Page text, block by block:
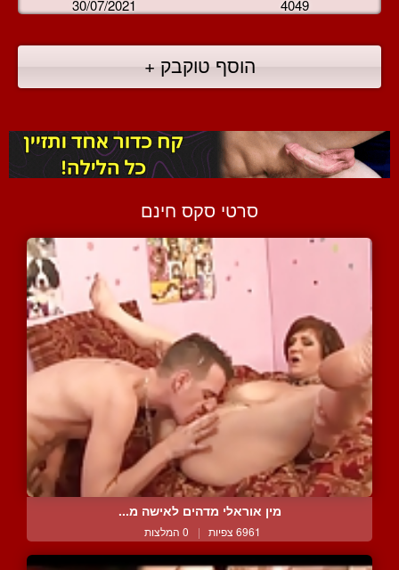
30/07/2021 4049
הוסף טוקבק +
סרטי סקס חינם
מין אוראלי מדהים לאישה מ...
6961 צפיות | 0 המלצות